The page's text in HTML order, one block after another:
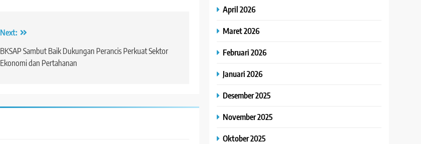
Next:
BKSAP Sambut Baik Dukungan Perancis Perkuat Sektor
Ekonomi dan Pertahanan
April 2026
Maret 2026
Februari 2026
Januari 2026
Desember 2025
November 2025
Oktober 2025